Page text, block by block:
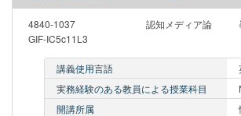
4840-1037
GIF-IC5c11L3
認知メディア論
講義使用言語
実務経験のある教員による授業科目
開講所属